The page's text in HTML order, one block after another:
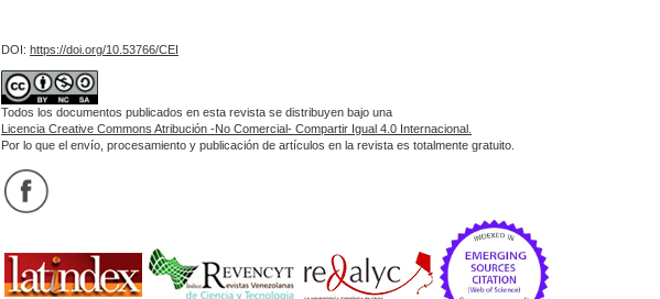
DOI: https://doi.org/10.53766/CEI
Todos los documentos publicados en esta revista se distribuyen bajo una
Licencia Creative Commons Atribución -No Comercial- Compartir Igual 4.0 Internacional.
Por lo que el envío, procesamiento y publicación de artículos en la revista es totalmente gratuito.